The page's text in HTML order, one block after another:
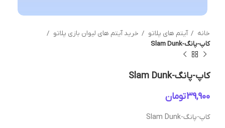
خانه آیتم های پلاتو
خرید آیتم های لیوان بازی پلاتو
کاپ-پانگ-Slam Dunk
کاپ-پانگ-Slam Dunk
تومان
کاپ-پانگ-Slam Dunk